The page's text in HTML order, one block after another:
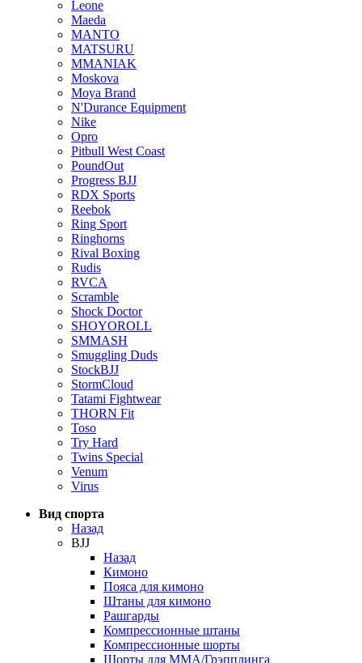
Leone
Maeda
MANTO
MATSURU
MMANIAK
Moskova
Moya Brand
N'Durance Equipment
Nike
Opro
Pitbull West Coast
PoundOut
Progress BJJ
RDX Sports
Reebok
Ring Sport
Ringhorns
Rival Boxing
Rudis
RVCA
Scramble
Shock Doctor
SHOYOROLL
SMMASH
Smuggling Duds
StockBJJ
StormCloud
Tatami Fightwear
THORN Fit
Toso
Try Hard
Twins Special
Venum
Virus
Вид спорта
Назад
BJJ
Назад
Кимоно
Пояса для кимоно
Штаны для кимоно
Рашгарды
Компрессионные штаны
Компрессионные шорты
Шорты для ММА/Грэпплинга